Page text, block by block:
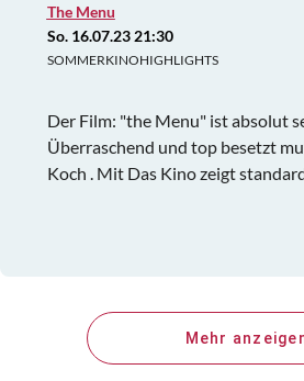
The Menu
So. 16.07.23 21:30
SOMMERKINOHIGHLIGHTS
Der Film: "the Menu" ist absolut
Überraschend und top besetzt
Koch . Mit Das Kino zeigt
Mehr